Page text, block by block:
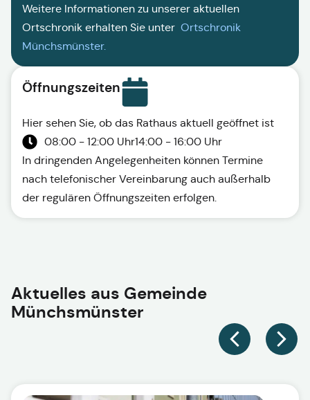
Weitere Informationen zu unserer aktuellen
Ortschronik erhalten Sie unter Ortschronik
Münchsmünster.
Öffnungszeiten
Hier sehen Sie, ob das Rathaus aktuell geöffnet ist
08:00 - 12:00 Uhr14:00 - 16:00 Uhr
In dringenden Angelegenheiten können Termine
nach telefonischer Vereinbarung auch außerhalb
der regulären Öffnungszeiten erfolgen.
Aktuelles aus Gemeinde
Münchsmünster